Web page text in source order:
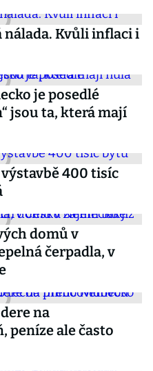
nálada. Kvůli inflaci i
je posedlé
jsou ta, která mají
400 tisíc
domů v
čerpadla, v
na
peníze ale často